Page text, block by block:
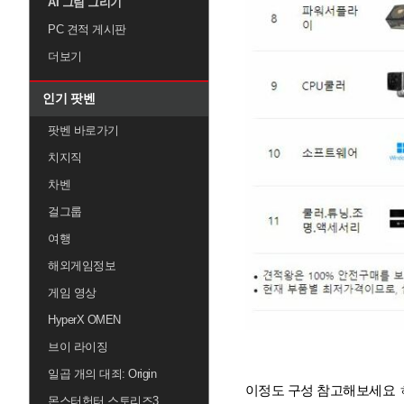
PC 견적 게시판
더보기
인기 팟벤
팟벤 바로가기
치지직
차벤
걸그룹
여행
해외게임정보
게임 영상
HyperX OMEN
브이 라이징
일곱 개의 대죄: Origin
몬스터헌터 스토리즈3
이정도 구성 참고해보세요